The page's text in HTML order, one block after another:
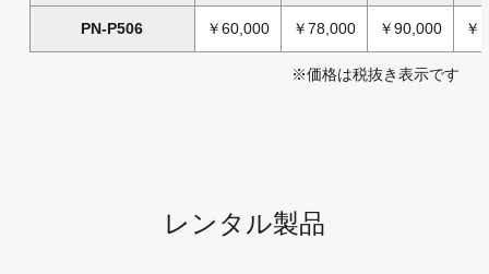
PN-P506 ￥60,000 ￥78,000 ￥90,000 ￥
※価格は税抜き表示です
レンタル製品